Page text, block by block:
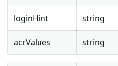
loginHint string
acrValues string